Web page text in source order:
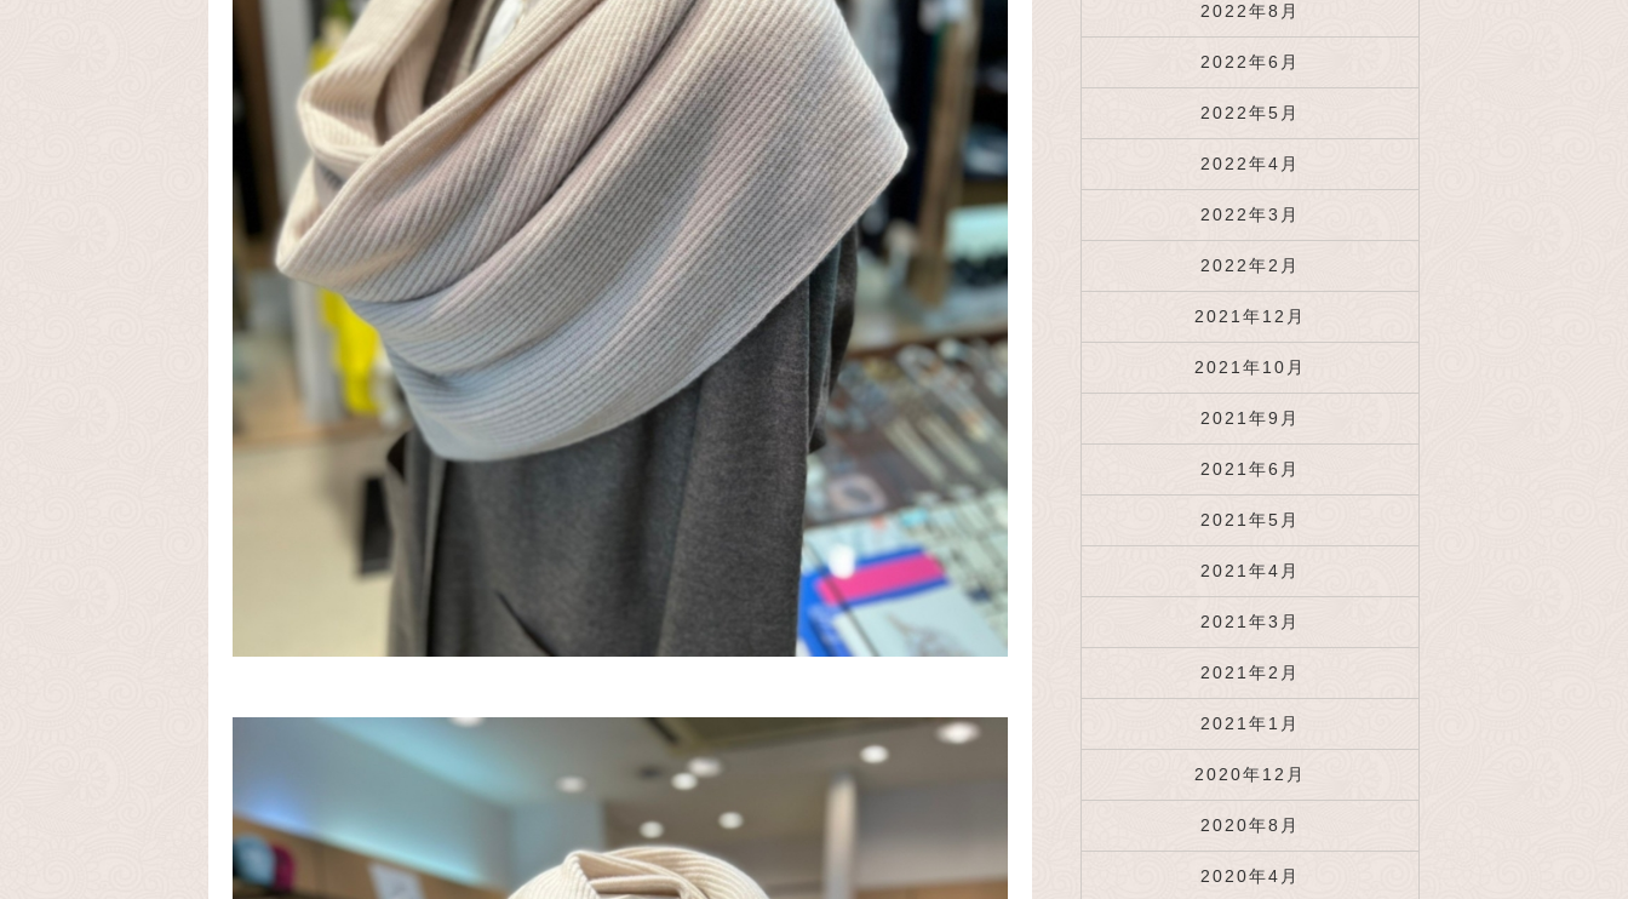
2022年8月
2022年6月
2022年5月
2022年4月
2022年3月
2022年2月
2021年12月
2021年10月
2021年9月
2021年6月
2021年5月
2021年4月
2021年3月
2021年2月
2021年1月
2020年12月
2020年8月
2020年4月